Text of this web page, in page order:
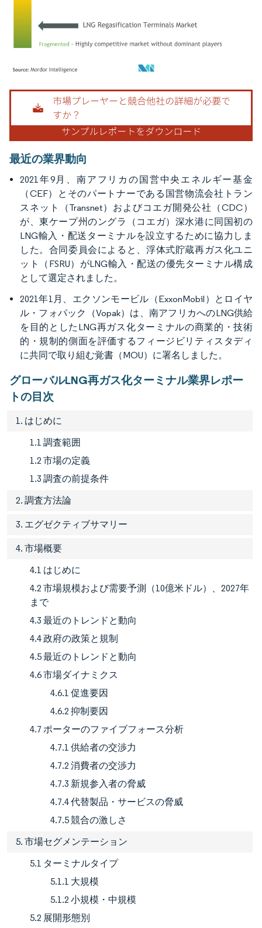
画像 © Mordor Intelligence。再利用にはCC BY 4.0の表示が必要です。
最近の業界動向
2021年9月、南アフリカの国営中央エネルギー基金
（CEF）とそのパートナーである国営物流会社トラン
スネット（Transnet）およびコエガ開発公社（CDC）
が、東ケープ州のングラ（コエガ）深水港に同国初の
LNG輸入・配送ターミナルを設立するために協力しま
した。合同委員会によると、浮体式貯蔵再ガス化ユニ
ット（FSRU）がLNG輸入・配送の優先ターミナル構成
として選定されました。
2021年1月、エクソンモービル（ExxonMobil）とロイヤ
ル・フォパック（Vopak）は、南アフリカへのLNG供給
を目的としたLNG再ガス化ターミナルの商業的・技術
的・規制的側面を評価するフィージビリティスタディ
に共同で取り組む覚書（MOU）に署名しました。
グローバルLNG再ガス化ターミナル業界レポー
トの目次
1. はじめに
1.1 調査範囲
1.2 市場の定義
1.3 調査の前提条件
2. 調査方法論
3. エグゼクティブサマリー
4. 市場概要
4.1 はじめに
4.2 市場規模および需要予測（10億米ドル）、2027年
まで
4.3 最近のトレンドと動向
4.4 政府の政策と規制
4.5 最近のトレンドと動向
4.6 市場ダイナミクス
4.6.1 促進要因
4.6.2 抑制要因
4.7 ポーターのファイブフォース分析
4.7.1 供給者の交渉力
4.7.2 消費者の交渉力
4.7.3 新規参入者の脅威
4.7.4 代替製品・サービスの脅威
4.7.5 競合の激しさ
5. 市場セグメンテーション
5.1 ターミナルタイプ
5.1.1 大規模
5.1.2 小規模・中規模
5.2 展開形態別